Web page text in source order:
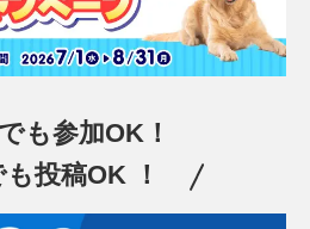
も参加OK！
投稿OK ！